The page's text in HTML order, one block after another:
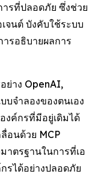
รที่ปลอดภัย ซึ่งช่วย
จนต์ บังคับใช้ระบบ
รอธิบายผลการ
ย่าง OpenAI,
บจำลองของตนเอง
งค์กรที่มีอยู่เดิมได้
อนด้วย MCP
ตรฐานในการที่เอ
รได้อย่างปลอดภัย